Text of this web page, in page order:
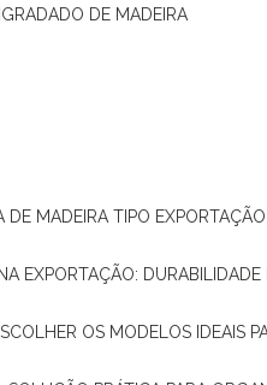
DE MADEIRA
DE MADEIRA TIPO EXPORTAÇÃO
EXPORTAÇÃO:
OS MODELOS IDEAIS